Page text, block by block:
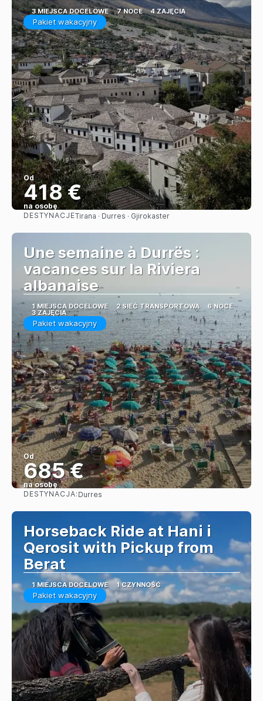
3 MIEJSCA DOCELOWE 7 NOCE 4 ZAJĘCIA
Pakiet wakacyjny
Od
418 €
na osobę
Zobacz
DESTYNACJETirana · Durres · Gjirokaster
Une semaine à Durrës :
vacances sur la Riviera
albanaise
1 MIEJSCA DOCELOWE 2 SIEĆ TRANSPORTOWA 6 NOCE
3 ZAJĘCIA
Pakiet wakacyjny
Od
685 €
na osobę
DESTYNACJA: Durres
Horseback Ride at Hani i
Qerosit with Pickup from
Berat
1 MIEJSCA DOCELOWE 1 CZYNNOŚĆ
Pakiet wakacyjny